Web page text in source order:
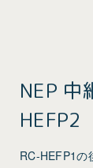
NEP 中
HEFP2
RC-HEFP1の